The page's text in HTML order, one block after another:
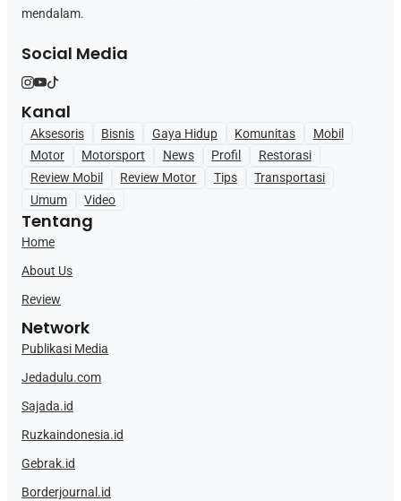
mendalam.
Social Media
Kanal
Aksesoris Bisnis Gaya Hidup Komunitas
Mobil
Motor
Motorsport News Profil
Restorasi
Review Mobil
Review Motor Tips
Transportasi
Umum
Video
Tentang
Home
About Us
Review
Network
Publikasi Media
Jedadulu.com
Sajada.id
Ruzkaindonesia.id
Gebrak.id
Borderjournal.id